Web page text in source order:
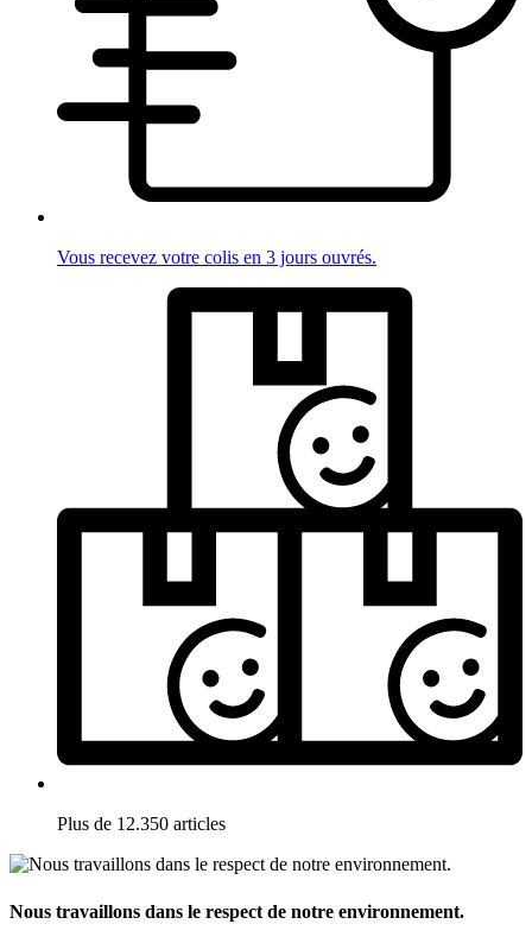
Vous recevez votre colis en 3 jours ouvrés.
Plus de 12.350 articles
Nous travaillons dans le respect de notre environnement.